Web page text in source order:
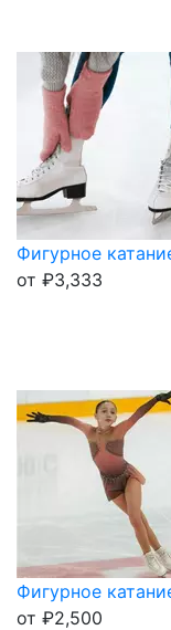
Фигурное
от ₽3,333
Фигурное
от ₽2,500